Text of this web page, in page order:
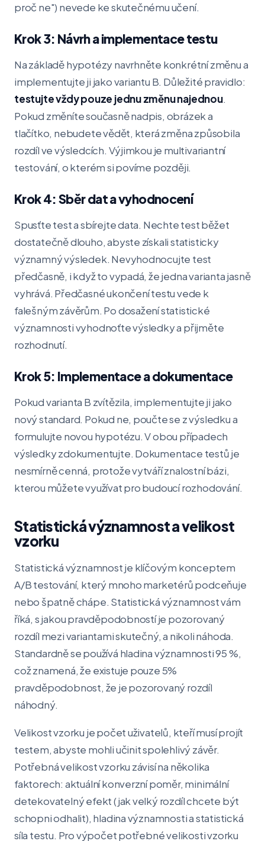
proč ne") nevede ke skutečnému učení.
Krok 3: Návrh a implementace testu
Na základě hypotézy navrhněte konkrétní změnu a
implementujte ji jako variantu B. Důležité pravidlo:
testujte vždy pouze jednu změnu najednou.
Pokud změníte současně nadpis, obrázek a
tlačítko, nebudete vědět, která změna způsobila
rozdíl ve výsledcích. Výjimkou je multivariantní
testování, o kterém si povíme později.
Krok 4: Sběr dat a vyhodnocení
Spusťte test a sbírejte data. Nechte test běžet
dostatečně dlouho, abyste získali statisticky
významný výsledek. Nevyhodnocujte test
předčasně, i když to vypadá, že jedna varianta jasně
vyhrává. Předčasné ukončení testu vede k
falešným závěrům. Po dosažení statistické
významnosti vyhodnoťte výsledky a přijměte
rozhodnutí.
Krok 5: Implementace a dokumentace
Pokud varianta B zvítězila, implementujte ji jako
nový standard. Pokud ne, poučte se z výsledku a
formulujte novou hypotézu. V obou případech
výsledky zdokumentujte. Dokumentace testů je
nesmírně cenná, protože vytváří znalostní bázi,
kterou můžete využívat pro budoucí rozhodování.
Statistická významnost a velikost
vzorku
Statistická významnost je klíčovým konceptem
A/B testování, který mnoho marketérů podceňuje
nebo špatně chápe. Statistická významnost vám
říká, s jakou pravděpodobností je pozorovaný
rozdíl mezi variantami skutečný, a nikoli náhoda.
Standardně se používá hladina významnosti 95 %,
což znamená, že existuje pouze 5%
pravděpodobnost, že je pozorovaný rozdíl
náhodný.
Velikost vzorku je počet uživatelů, kteří musí projít
testem, abyste mohli učinit spolehlivý závěr.
Potřebná velikost vzorku závisí na několika
faktorech: aktuální konverzní poměr, minimální
detekovatelný efekt (jak velký rozdíl chcete být
schopni odhalit), hladina významnosti a statistická
síla testu. Pro výpočet potřebné velikosti vzorku